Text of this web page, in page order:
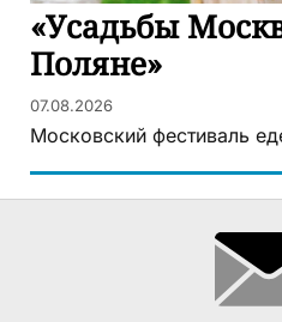
«Усадьбы
Поляне»
07.08.2026
Московский фестиваль